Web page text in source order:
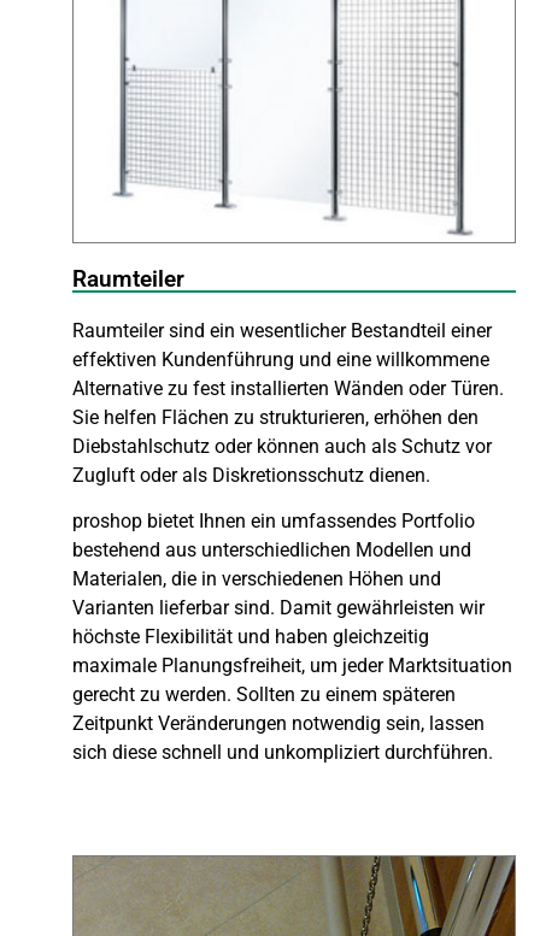
Raumteiler
Raumteiler sind ein wesentlicher Bestandteil einer
effektiven Kundenführung und eine willkommene
Alternative zu fest installierten Wänden oder Türen.
Sie helfen Flächen zu strukturieren, erhöhen den
Diebstahlschutz oder können auch als Schutz vor
Zugluft oder als Diskretionsschutz dienen.
proshop bietet Ihnen ein umfassendes Portfolio
bestehend aus unterschiedlichen Modellen und
Materialen, die in verschiedenen Höhen und
Varianten lieferbar sind. Damit gewährleisten wir
höchste Flexibilität und haben gleichzeitig
maximale Planungsfreiheit, um jeder Marktsituation
gerecht zu werden. Sollten zu einem späteren
Zeitpunkt Veränderungen notwendig sein, lassen
sich diese schnell und unkompliziert durchführen.